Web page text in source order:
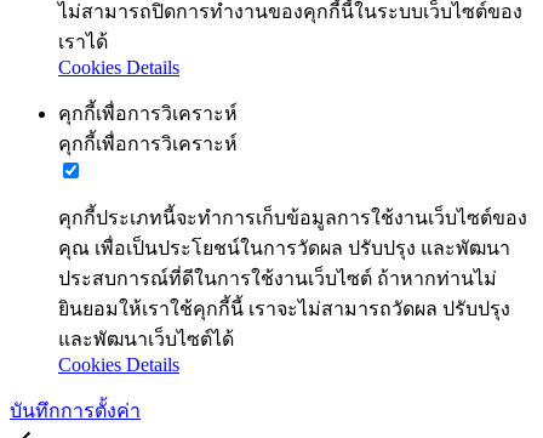
ไม่สามารถปิดการทำงานของคุกกี้นี้ในระบบเว็บไซต์ของ
เราได้
Cookies Details
คุกกี้เพื่อการวิเคราะห์
คุกกี้เพื่อการวิเคราะห์
คุกกี้ประเภทนี้จะทำการเก็บข้อมูลการใช้งานเว็บไซต์ของ
คุณ เพื่อเป็นประโยชน์ในการวัดผล ปรับปรุง และพัฒนา
ประสบการณ์ที่ดีในการใช้งานเว็บไซต์ ถ้าหากท่านไม่
ยินยอมให้เราใช้คุกกี้นี้ เราจะไม่สามารถวัดผล ปรับปรุง
และพัฒนาเว็บไซต์ได้
Cookies Details
บันทึกการตั้งค่า